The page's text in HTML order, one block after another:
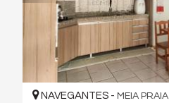
NAVEGANTES - MEIA PRAIA